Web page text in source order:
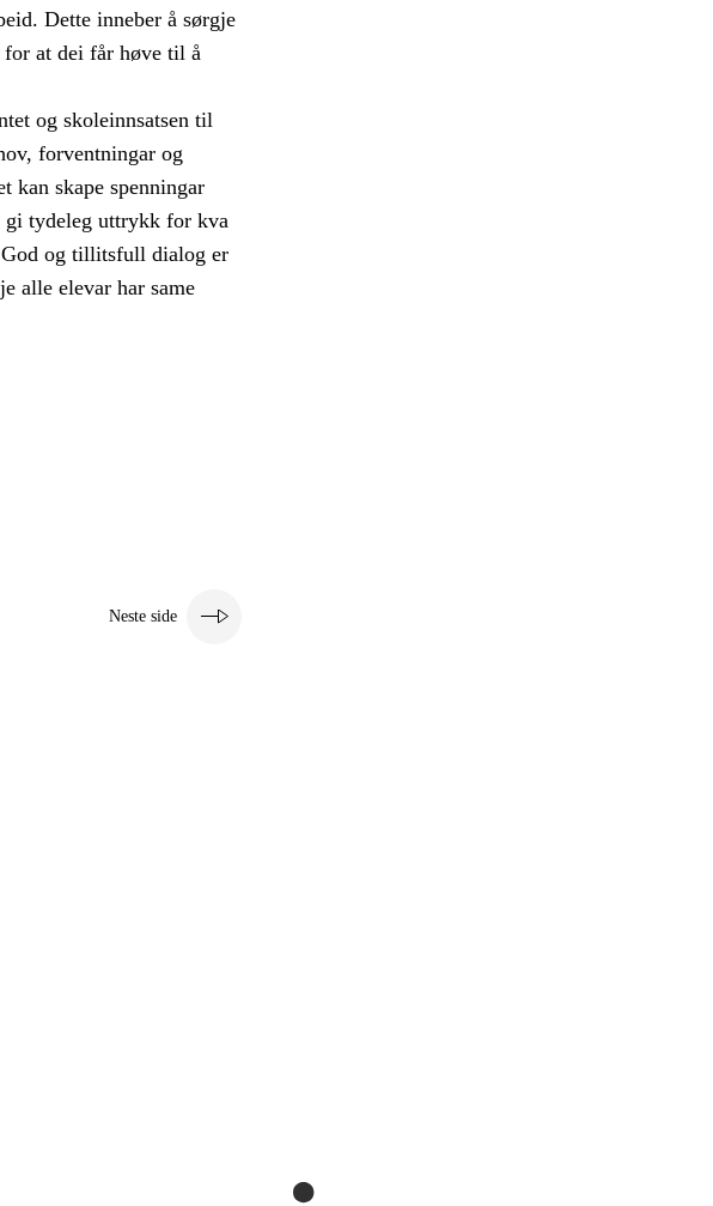
Dette inneber å sørgje
at dei får høve til å
og skoleinnsatsen til
forventningar og
kan skape spenningar
gi tydeleg uttrykk for kva
og tillitsfull dialog er
alle elevar har same
Neste side